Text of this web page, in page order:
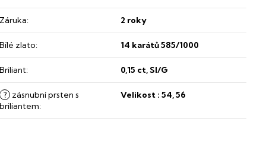
Záruka: 2 roky
Bílé zlato: 14 karátů 585/1000
Briliant: 0,15 ct, SI/G
? zásnubní prsten s
briliantem:
Velikost : 54, 56